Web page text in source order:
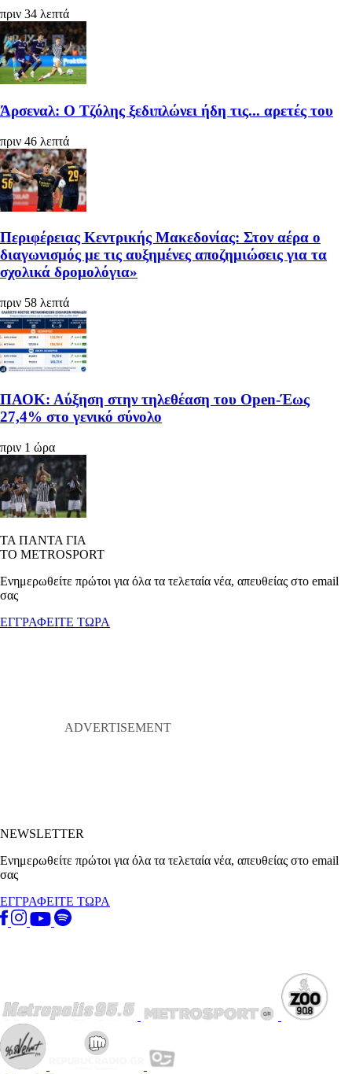
πριν 34 λεπτά
Άρσεναλ: Ο Τζόλης ξεδιπλώνει ήδη τις... αρετές του
πριν 46 λεπτά
Περιφέρειας Κεντρικής Μακεδονίας: Στον αέρα ο
διαγωνισμός με τις αυξημένες αποζημιώσεις για τα
σχολικά δρομολόγια»
πριν 58 λεπτά
ΠΑΟΚ: Αύξηση στην τηλεθέαση του Open-Έως
27,4% στο γενικό σύνολο
πριν 1 ώρα
ΤΑ ΠΑΝΤΑ ΓΙΑ
ΤΟ METROSPORT
Ενημερωθείτε πρώτοι για όλα τα τελεταία νέα, απευθείας στο email
σας
ΕΓΓΡΑΦΕΙΤΕ ΤΩΡΑ
NEWSLETTER
Ενημερωθείτε πρώτοι για όλα τα τελεταία νέα, απευθείας στο email
σας
ΕΓΓΡΑΦΕΙΤΕ ΤΩΡΑ